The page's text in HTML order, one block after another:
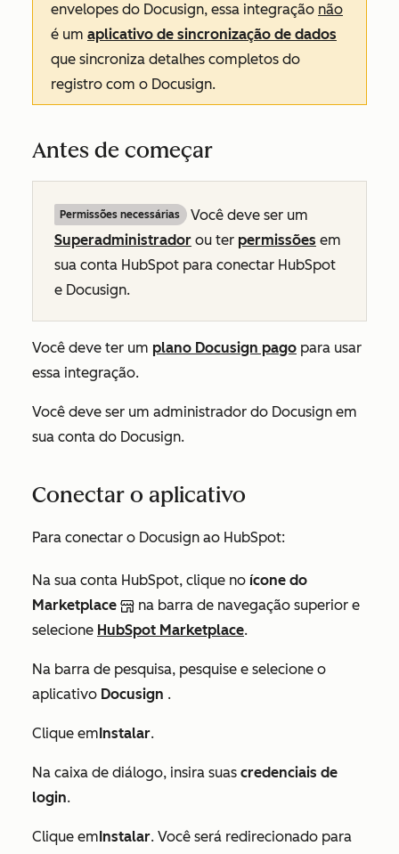
envelopes do Docusign, essa integração não
é um aplicativo de sincronização de dados
que sincroniza detalhes completos do
registro com o Docusign.
Antes de começar
Permissões necessárias
Você deve ser um
Superadministrador ou ter permissões em
sua conta HubSpot para conectar HubSpot
e Docusign.
Você deve ter um plano Docusign pago para usar
essa integração.
Você deve ser um administrador do Docusign em
sua conta do Docusign.
Conectar o aplicativo
Para conectar o Docusign ao HubSpot:
Na sua conta HubSpot, clique no ícone do
Marketplace
na barra de navegação superior e
selecione HubSpot Marketplace.
Na barra de pesquisa, pesquise e selecione o
aplicativo Docusign .
Clique emInstalar.
Na caixa de diálogo, insira suas credenciais de
login.
Clique emInstalar. Você será redirecionado para